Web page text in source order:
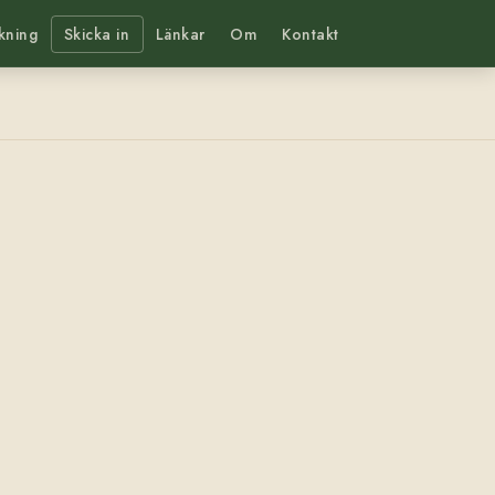
Skicka in Länkar Om Kontakt